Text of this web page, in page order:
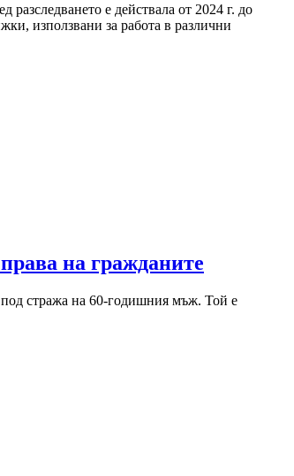
е действала от 2024 г. до
използвани за работа в различни
на гражданите
под стража на 60-годишния мъж. Той е